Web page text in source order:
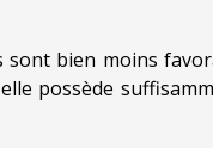
bien moins
possède